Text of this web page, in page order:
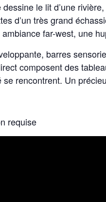
le lit d’une
d’un très grand
far-west, une
barres
composent des
rencontrent. Un
requise